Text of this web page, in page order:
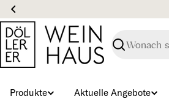
Zum
Inhalt
springen
Suchen
Produkte Aktuelle Angebote